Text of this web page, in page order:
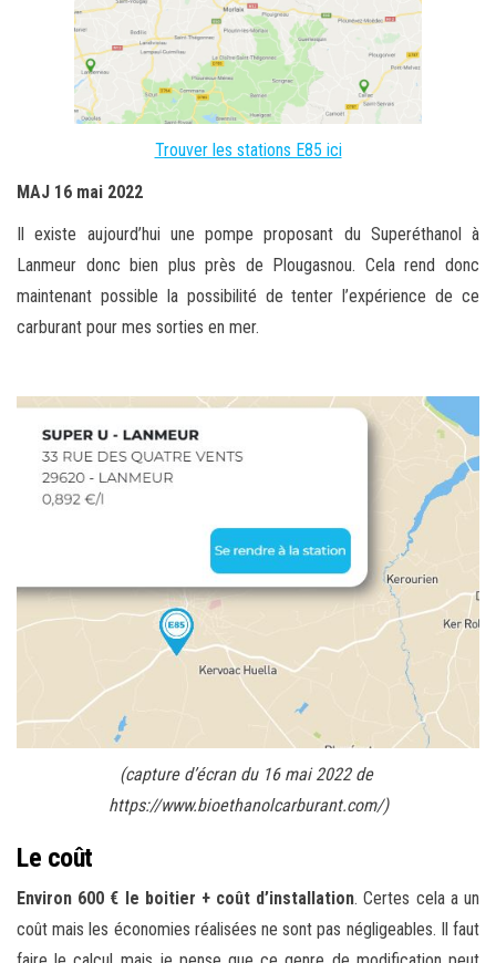
Trouver les stations E85 ici
MAJ 16 mai 2022
Il existe aujourd’hui une pompe proposant du Superéthanol à
Lanmeur donc bien plus près de Plougasnou. Cela rend donc
maintenant possible la possibilité de tenter l’expérience de ce
carburant pour mes sorties en mer.
(capture d’écran du 16 mai 2022 de
https://www.bioethanolcarburant.com/)
Le coût
Environ 600 € le boitier + coût d’installation. Certes cela a un
coût mais les économies réalisées ne sont pas négligeables. Il faut